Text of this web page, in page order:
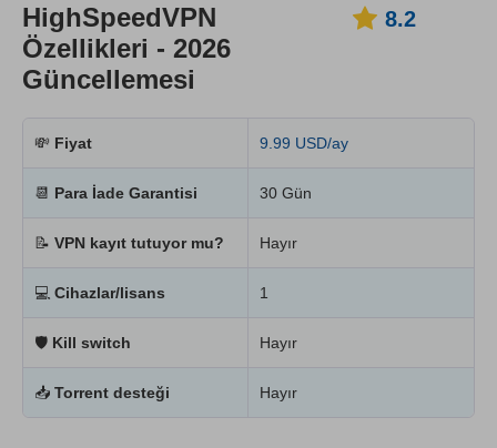
HighSpeedVPN
Özellikleri - 2026
Güncellemesi
8.2
💸 Fiyat 9.99 USD/ay
📆 Para İade Garantisi 30 Gün
📝 VPN kayıt tutuyor mu? Hayır
💻 Cihazlar/lisans 1
🛡 Kill switch Hayır
📥 Torrent desteği Hayır